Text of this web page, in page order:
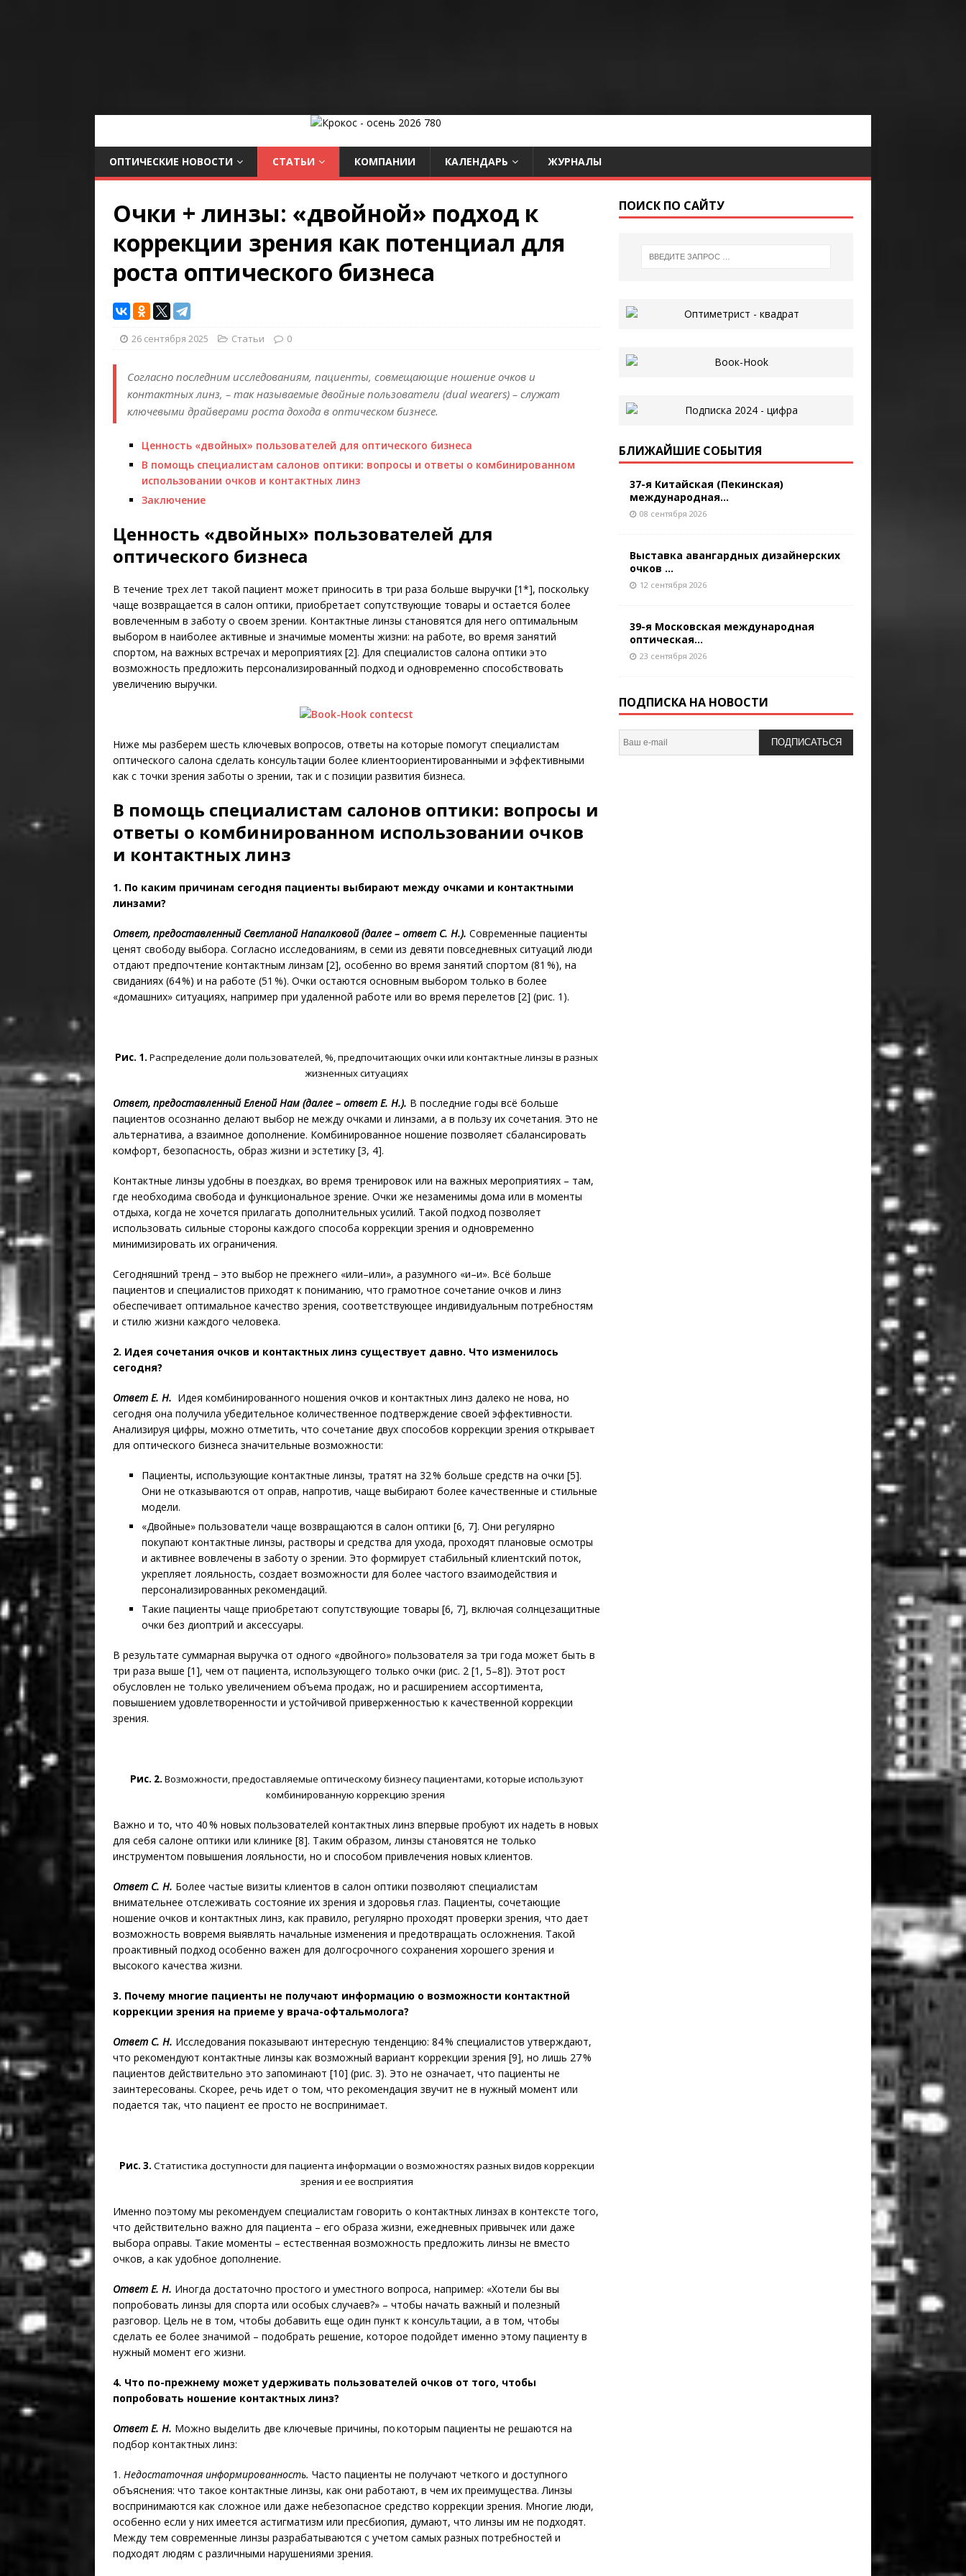
ОПТИЧЕСКИЕ НОВОСТИ СТАТЬИ КОМПАНИИ КАЛЕНДАРЬ ЖУРНАЛЫ
Очки + линзы: «двойной» подход к
коррекции зрения как потенциал для
роста оптического бизнеса
26 сентября 2025 Статьи 0
Согласно последним исследованиям, пациенты, совмещающие ношение очков и
контактных линз, – так называемые двойные пользователи (dual wearers) – служат
ключевыми драйверами роста дохода в оптическом бизнесе.
Ценность «двойных» пользователей для оптического бизнеса
В помощь специалистам салонов оптики: вопросы и ответы о комбинированном
использовании очков и контактных линз
Заключение
Ценность «двойных» пользователей для
оптического бизнеса
В течение трех лет такой пациент может приносить в три раза больше выручки [1*], поскольку
чаще возвращается в салон оптики, приобретает сопутствующие товары и остается более
вовлеченным в заботу о своем зрении. Контактные линзы становятся для него оптимальным
выбором в наиболее активные и значимые моменты жизни: на работе, во время занятий
спортом, на важных встречах и мероприятиях [2]. Для специалистов салона оптики это
возможность предложить персонализированный подход и одновременно способствовать
увеличению выручки.
Ниже мы разберем шесть ключевых вопросов, ответы на которые помогут специалистам
оптического салона сделать консультации более клиентоориентированными и эффективными
как с точки зрения заботы о зрении, так и с позиции развития бизнеса.
В помощь специалистам салонов оптики: вопросы и
ответы о комбинированном использовании очков
и контактных линз
1. По каким причинам сегодня пациенты выбирают между очками и контактными
линзами?
Ответ, предоставленный Светланой Напалковой (далее – ответ С. Н.). Современные пациенты
ценят свободу выбора. Согласно исследованиям, в семи из девяти повседневных ситуаций люди
отдают предпочтение контактным линзам [2], особенно во время занятий спортом (81 %), на
свиданиях (64 %) и на работе (51 %). Очки остаются основным выбором только в более
«домашних» ситуациях, например при удаленной работе или во время перелетов [2] (рис. 1).
Рис. 1.Распределение доли пользователей, %, предпочитающих очки или контактные линзы в разных
жизненных ситуациях
Ответ, предоставленный Еленой Нам (далее – ответ Е. Н.). В последние годы всё больше
пациентов осознанно делают выбор не между очками и линзами, а в пользу их сочетания. Это не
альтернатива, а взаимное дополнение. Комбинированное ношение позволяет сбалансировать
комфорт, безопасность, образ жизни и эстетику [3, 4].
Контактные линзы удобны в поездках, во время тренировок или на важных мероприятиях – там,
где необходима свобода и функциональное зрение. Очки же незаменимы дома или в моменты
отдыха, когда не хочется прилагать дополнительных усилий. Такой подход позволяет
использовать сильные стороны каждого способа коррекции зрения и одновременно
минимизировать их ограничения.
Сегодняшний тренд – это выбор не прежнего «или–или», а разумного «и–и». Всё больше
пациентов и специа­листов приходят к пониманию, что грамотное сочетание очков и линз
обеспечивает оптимальное качество зрения, соответствующее индивидуальным потребностям
и стилю жизни каждого человека.
2. Идея сочетания очков и контактных линз существует давно. Что изменилось
сегодня?
Ответ Е. Н. Идея комбинированного ношения очков и контактных линз далеко не нова, но
сегодня она получила убедительное количественное подтверждение своей эффективности.
Анализируя цифры, можно отметить, что сочетание двух способов коррекции зрения открывает
для оптического бизнеса значительные возможности:
Пациенты, использующие контактные линзы, тратят на 32 % больше средств на очки [5].
Они не отказываются от оправ, напротив, чаще выбирают более качественные и стильные
модели.
«Двойные» пользователи чаще возвращаются в салон оптики [6, 7]. Они регулярно
покупают контактные линзы, растворы и средства для ухода, проходят плановые осмотры
и активнее вовлечены в заботу о зрении. Это формирует стабильный клиентский поток,
укрепляет лояльность, создает возможности для более частого взаимодействия и
персонализированных рекомендаций.
Такие пациенты чаще приобретают сопутствующие товары [6, 7], включая солнцезащитные
очки без диоптрий и аксессуары.
В результате суммарная выручка от одного «двойного» пользователя за три года может быть в
три раза выше [1], чем от пациента, использующего только очки (рис. 2 [1, 5–8]). Этот рост
обусловлен не только увеличением объема продаж, но и расширением ассортимента,
повышением удовлетворенности и устойчивой приверженностью к качественной коррекции
зрения.
Рис. 2. Возможности, предоставляемые оптическому бизнесу пациентами, которые используют
комбинированную коррекцию зрения
Важно и то, что 40 % новых пользователей контактных линз впервые пробуют их надеть в новых
для себя салоне оптики или клинике [8]. Таким образом, линзы становятся не только
инструментом повышения лояльности, но и способом привлечения новых клиентов.
Ответ С. Н. Более частые визиты клиентов в салон оптики позволяют специалистам
внимательнее отслеживать состояние их зрения и здоровья глаз. Пациенты, сочетающие
ношение очков и контактных линз, как правило, регулярно проходят проверки зрения, что дает
возможность вовремя выявлять начальные изменения и предотвращать осложнения. Такой
проактивный подход особенно важен для долгосрочного сохранения хорошего зрения и
высокого качества жизни.
3. Почему многие пациенты не получают информацию о возможности контактной
коррекции зрения на приеме у врача-офтальмолога?
Ответ С. Н. Исследования показывают интересную тенденцию: 84 % специалистов утверждают,
что рекомендуют контактные линзы как возможный вариант коррекции зрения [9], но лишь 27 %
пациентов действительно это запоминают [10] (рис. 3). Это не означает, что пациенты не
заинтересованы. Скорее, речь идет о том, что рекомендация звучит не в нужный момент или
подается так, что пациент ее просто не воспринимает.
Рис. 3. Статистика доступности для пациента информации о возможностях разных видов коррекции
зрения и ее восприятия
Именно поэтому мы рекомендуем специалистам говорить о контактных линзах в контексте того,
что действительно важно для пациента – его образа жизни, ежедневных привычек или даже
выбора оправы. Такие моменты – естественная возможность предложить линзы не вместо
очков, а как удобное дополнение.
Ответ Е. Н. Иногда достаточно простого и уместного вопроса, например: «Хотели бы вы
попробовать линзы для спорта или особых случаев?» – чтобы начать важный и полезный
разговор. Цель не в том, чтобы добавить еще один пункт к консультации, а в том, чтобы
сделать ее более значимой – подобрать решение, которое подойдет именно этому пациенту в
нужный момент его жизни.
4. Что по-прежнему может удерживать пользователей очков от того, чтобы
попробовать ношение контактных линз?
Ответ Е. Н. Можно выделить две ключевые причины, по которым пациенты не решаются на
подбор контактных линз:
1. Недостаточная информированность. Часто пациенты не получают четкого и доступного
объяснения: что такое контактные линзы, как они работают, в чем их преимущества. Линзы
воспринимаются как сложное или даже небезопасное средство коррекции зрения. Многие люди,
особенно если у них имеется астигматизм или пресбиопия, думают, что линзы им не подходят.
Между тем современные линзы разрабатываются с учетом самых разных потребностей и
подходят людям с различными нарушениями зрения.
ПОИСК ПО САЙТУ
БЛИЖАЙШИЕ СОБЫТИЯ
37-я Китайская (Пекинская)
международная...
08 сентября 2026
Выставка авангардных дизайнерских
очков ...
12 сентября 2026
39-я Московская международная
оптическая...
23 сентября 2026
ПОДПИСКА НА НОВОСТИ
ПОДПИСАТЬСЯ